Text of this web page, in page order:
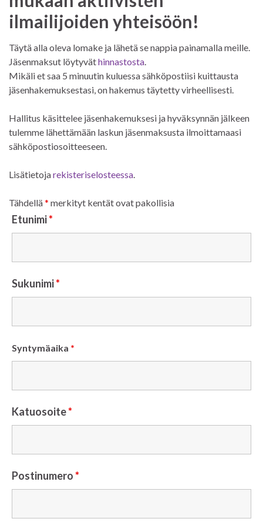
ilmailijoiden yhteisöön!
Täytä alla oleva lomake ja lähetä se nappia painamalla meille.
Jäsenmaksut löytyväthinnastosta
Mikäli et saa 5 minuutin kuluessa sähköpostiisi kuittausta
jäsenhakemuksestasi, on hakemus täytetty virheellisesti.
Hallitus käsittelee jäsenhakemuksesi ja hyväksynnän jälkeen
tulemme lähettämään laskun jäsenmaksusta ilmoittamaasi
sähköpostiosoitteeseen.
Lisätietojarekisteriselosteessa
Tähdellä* merkityt kentät ovat pakollisia
Etunimi*
Sukunimi*
Syntymäaika *
Katuosoite*
Postinumero*